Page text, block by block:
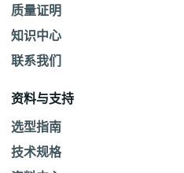
质量证明
知识中心
联系我们
资料与支持
选型指南
技术规格